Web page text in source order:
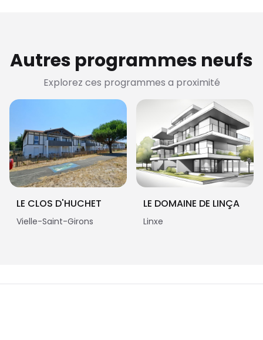
Autres programmes neufs
Explorez ces programmes a proximité
LE CLOS D'HUCHET
Vielle-Saint-Girons
LE DOMAINE DE LINÇA
Linxe